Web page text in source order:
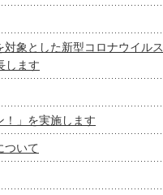
象とした新型コロナウイルス
します
！」を実施します
ついて